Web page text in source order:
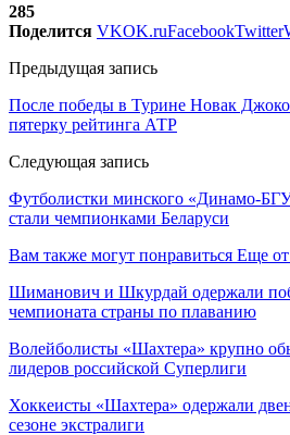
285
Поделится VKOK.ruFacebookTwitter
Предыдущая запись
После победы в Турине Новак
пятерку рейтинга АТР
Следующая запись
Футболистки минского «Динамо-
стали чемпионками Беларуси
Вам также могут понравиться Еще от
Шиманович и Шкурдай одержали
чемпионата страны по плаванию
Волейболисты «Шахтера» крупно
лидеров российской Суперлиги
Хоккеисты «Шахтера» одержали
сезоне экстралиги